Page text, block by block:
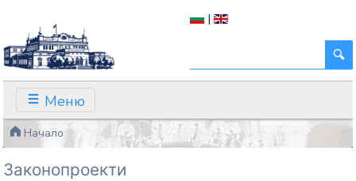
|
Меню
Начало
Законопроекти